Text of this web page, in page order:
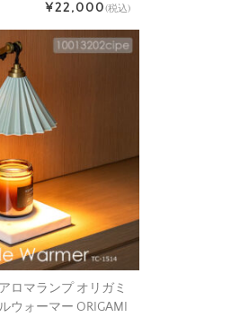
¥22,000(税込)
ロマランプ オリガミ
ウォーマー ORIGAMI